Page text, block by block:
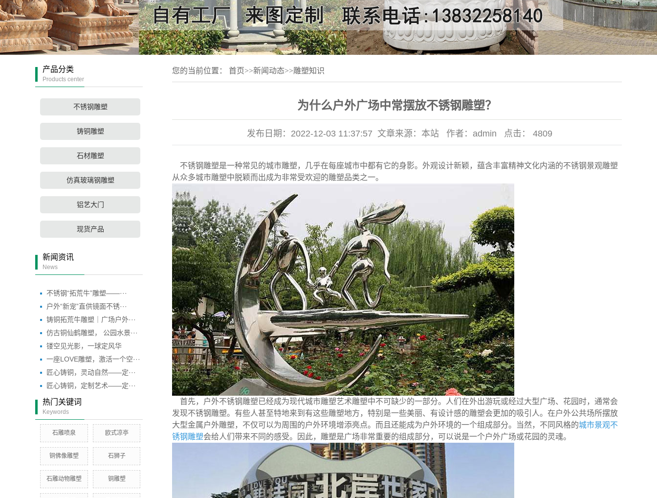
产品分类
Products center
不锈钢雕塑
铸铜雕塑
石材雕塑
仿真玻璃钢雕塑
铝艺大门
现货产品
新闻资讯
News
不锈钢“拓荒牛”雕塑——···
户外“新宠”直供镜面不锈···
铸铜拓荒牛雕塑｜广场户外···
仿古铜仙鹤雕塑， 公园水景···
镂空见光影，一球定风华
一座LOVE雕塑，激活一个空···
匠心铸铜，灵动自然——定···
匠心铸铜，定制艺术——定···
热门关键词
Keywords
石雕喷泉 欧式凉亭
铜佛像雕塑 石狮子
石雕动物雕塑 铜雕塑
您的当前位置： 首页>>新闻动态>>雕塑知识
为什么户外广场中常摆放不锈钢雕塑？
发布日期： 2022-12-03 11:37:57 文章来源： 本站 作者： admin 点击： 4809
不锈钢雕塑是一种常见的城市雕塑，几乎在每座城市中都有它的身影。外观设计新颖，蕴含丰富精神文化内涵的不锈钢景观雕塑
从众多城市雕塑中脱颖而出成为非常受欢迎的雕塑品类之一。
首先，户外不锈钢雕塑已经成为现代城市雕塑艺术雕塑中不可缺少的一部分。人们在外出游玩或经过大型广场、花园时，通常会
发现不锈钢雕塑。有些人甚至特地来到有这些雕塑地方，特别是一些美丽、有设计感的雕塑会更加的吸引人。在户外公共场所摆放
大型金属户外雕塑，不仅可以为周围的户外环境增添亮点。而且还能成为户外环境的一个组成部分。当然，不同风格的城市景观不
锈钢雕塑会给人们带来不同的感受。因此，雕塑是广场非常重要的组成部分，可以说是一个户外广场或花园的灵魂。